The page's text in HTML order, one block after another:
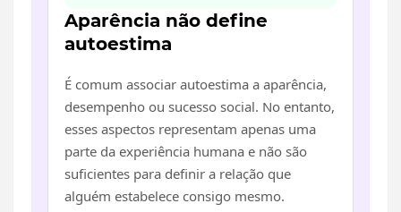
Aparência não define
autoestima
É comum associar autoestima a aparência,
desempenho ou sucesso social. No entanto,
esses aspectos representam apenas uma
parte da experiência humana e não são
suficientes para definir a relação que
alguém estabelece consigo mesmo.